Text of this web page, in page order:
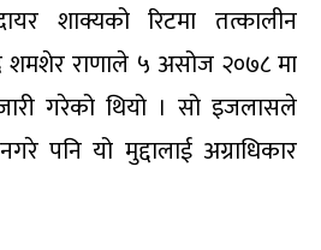
शाक्यको रिटमा तत्कालीन
शमशेर राणाले ५ असोज २०७८ मा
गरेको थियो । सो इजलासले
पनि यो मुद्दालाई अग्राधिकार